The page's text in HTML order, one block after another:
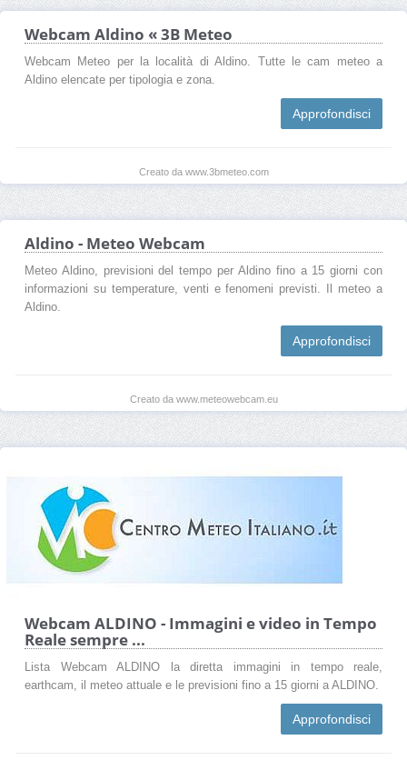
Webcam Aldino « 3B Meteo
Webcam Meteo per la località di Aldino. Tutte le cam meteo a
Aldino elencate per tipologia e zona.
Approfondisci
Creato da www.3bmeteo.com
Aldino - Meteo Webcam
Meteo Aldino, previsioni del tempo per Aldino fino a 15 giorni con
informazioni su temperature, venti e fenomeni previsti. Il meteo a
Aldino.
Approfondisci
Creato da www.meteowebcam.eu
Webcam ALDINO - Immagini e video in Tempo
Reale sempre ...
Lista Webcam ALDINO la diretta immagini in tempo reale,
earthcam, il meteo attuale e le previsioni fino a 15 giorni a ALDINO.
Approfondisci